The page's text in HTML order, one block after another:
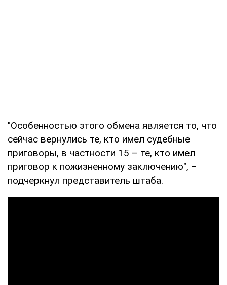
"Особенностью этого обмена является то, что
сейчас вернулись те, кто имел судебные
приговоры, в частности 15 – те, кто имел
приговор к пожизненному заключению", –
подчеркнул представитель штаба.